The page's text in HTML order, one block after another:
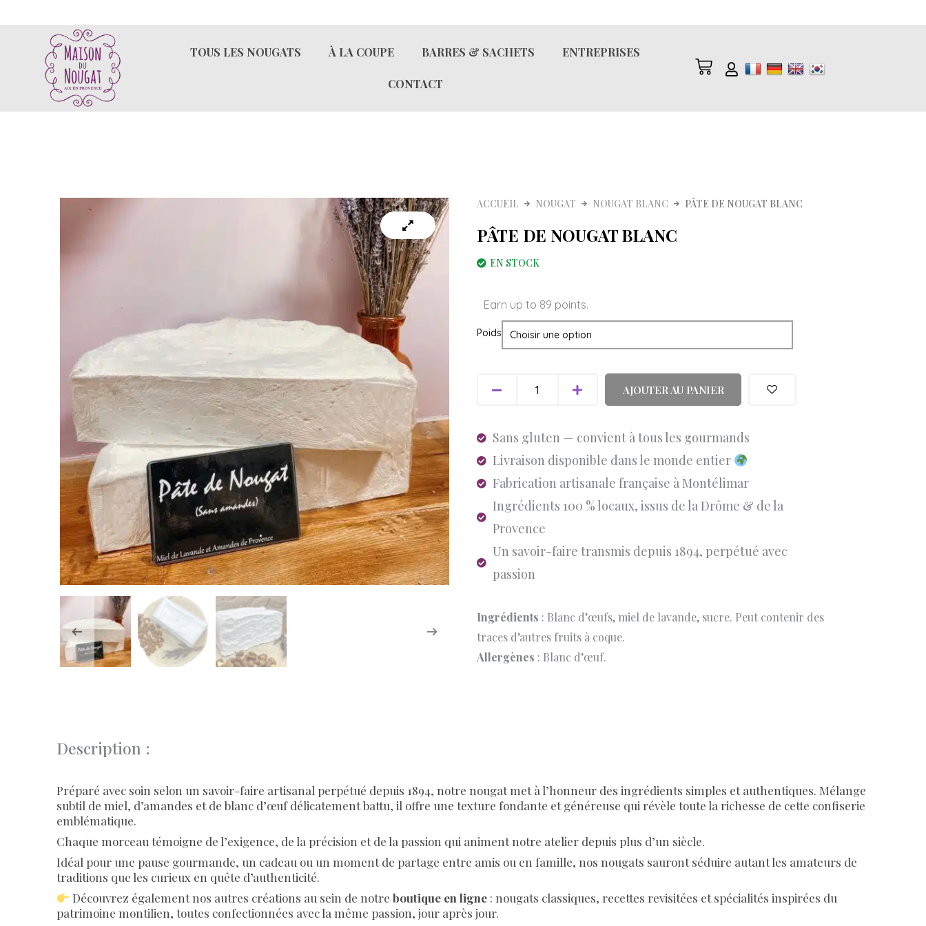
TOUS LES NOUGATS À LA COUPE BARRES & SACHETS ENTREPRISES
CONTACT
ACCUEIL NOUGAT NOUGAT BLANC PÂTE DE NOUGAT BLANC
PÂTE DE NOUGAT BLANC
EN STOCK
Earn up to 89 points.
Poids
quantité
de
Pâte
blanc
AJOUTER AU PANIER
Sans gluten — convient à tous les gourmands
Livraison disponible dans le monde entier
Fabrication artisanale française à Montélimar
Ingrédients 100 % locaux, issus de la Drôme & de la
Provence
Un savoir-faire transmis depuis 1894, perpétué avec
passion
Ingrédients : Blanc d’œufs, miel de lavande, sucre. Peut contenir des
traces d’autres fruits à coque.
Allergènes : Blanc d’œuf.
Description :
Préparé avec soin selon un savoir-faire artisanal perpétué depuis 1894, notre nougat met à l’honneur des ingrédients simples et authentiques. Mélange
subtil de miel, d’amandes et de blanc d’œuf délicatement battu, il offre une texture fondante et généreuse qui révèle toute la richesse de cette confiserie
emblématique.
Chaque morceau témoigne de l’exigence, de la précision et de la passion qui animent notre atelier depuis plus d’un siècle.
Idéal pour une pause gourmande, un cadeau ou un moment de partage entre amis ou en famille, nos nougats sauront séduire autant les amateurs de
traditions que les curieux en quête d’authenticité.
Découvrez également nos autres créations au sein de notreboutique en ligne : nougats classiques, recettes revisitées et spécialités inspirées du
patrimoine montilien, toutes confectionnées avec la même passion, jour après jour.